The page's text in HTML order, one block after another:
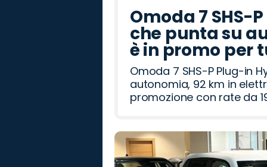
Omoda 7 SHS-
che punta su
è in promo per
Omoda 7 SHS-P Plug-in
autonomia, 92 km in
promozione con rate da